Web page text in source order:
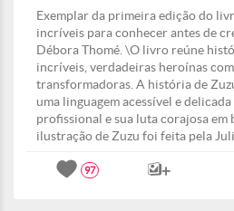
Exemplar da primeira edição do
incríveis para conhecer antes de
Débora Thomé. \O livro reúne
incríveis, verdadeiras heroínas
transformadoras. A história de
uma linguagem acessível e
profissional e sua luta corajosa em
ilustração de Zuzu foi feita pela
97